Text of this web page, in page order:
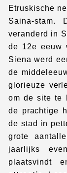
Etruskische
Saina-stam.
veranderd in
de 12e eeuw
Siena werd
de
glorieuze
om de site te
de prachtige
de stad in
grote
jaarlijks
plaatsvindt